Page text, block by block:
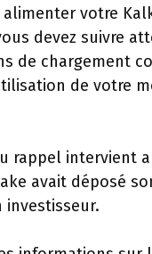
votre
devez suivre
de chargement
de votre
rappel intervient
avait déposé
investisseur.